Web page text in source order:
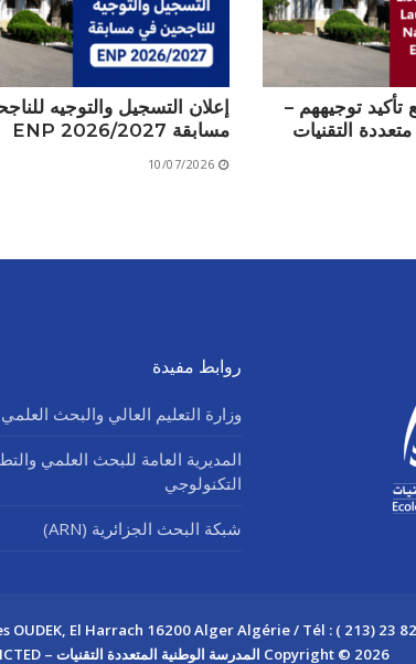
تأكيد توجيههم –
التقنيات
إعلان التسجيل والتوجيه
مسابقة ENP 2026/2027
10/07/2026
روابط مفيدة
وزارة التعليم العالي والبحث العلمي
المديرية العامة للبحث العلمي
التكنولوجي
شبكة البحث الجزائرية (ARN)
OUDEK, El Harrach 16200 Alger Algérie / Tél : ( 213) 23
Copyright © 2026 المدرسة الوطنية المتعددة التقنيات – CSRICTED